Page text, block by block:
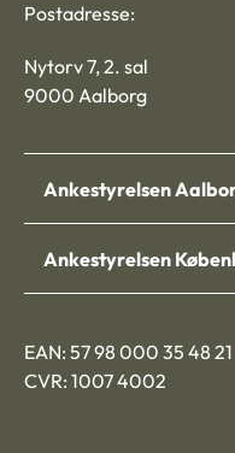
Postadresse:
Nytorv 7, 2. sal
9000 Aalborg
Ankestyrelsen
Ankestyrelsen
EAN: 57 98 000 35 48 21
CVR: 1007 4002